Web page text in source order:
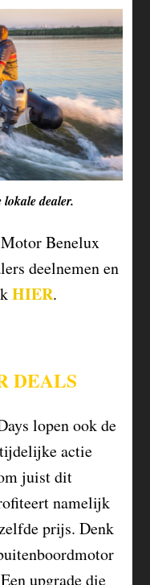
dealer.
Benelux
deelnemen en
HIER.
DEALS
lopen ook de
actie
juist dit
namelijk
prijs. Denk
upgrade die